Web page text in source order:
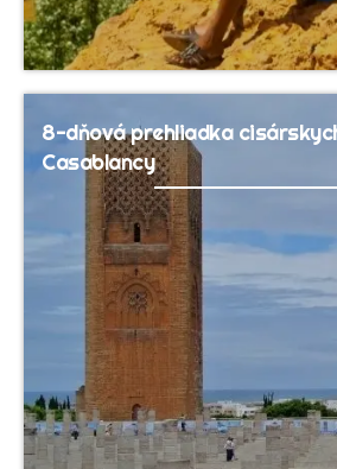
8-dňová prehliadka
Casablancy